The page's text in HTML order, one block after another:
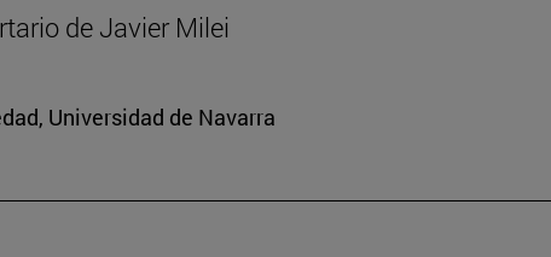
de Javier Milei
Universidad de Navarra